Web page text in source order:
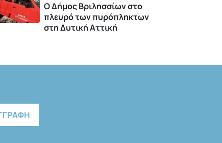
Ο Δήμος Βριλησσίων στο
πλευρό των πυρόπληκτων
στη Δυτική Αττική